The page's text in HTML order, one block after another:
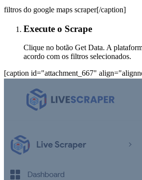
filtros do google maps scraper[/caption]
Execute o Scrape
Clique no botão Get Data. A
acordo com os filtros selecionados.
[caption id="attachment_667"